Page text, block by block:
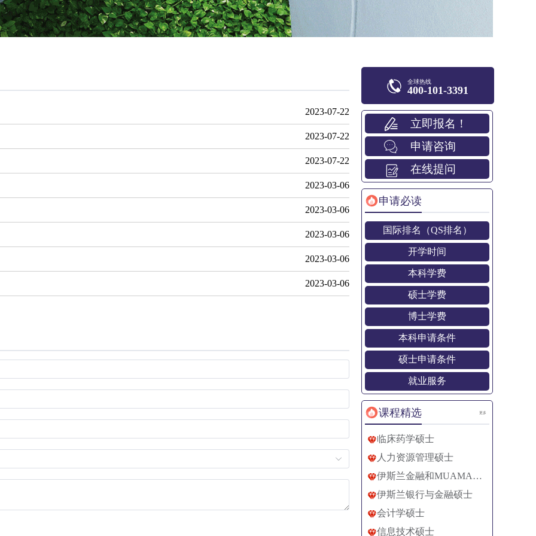
2023-07-22
2023-07-22
2023-07-22
2023-03-06
2023-03-06
2023-03-06
2023-03-06
2023-03-06
全球热线
400-101-3391
立即报名！
申请咨询
在线提问
申请必读
国际排名（QS排名）
开学时间
本科学费
硕士学费
博士学费
本科申请条件
硕士申请条件
就业服务
课程精选
临床药学硕士
人力资源管理硕士
伊斯兰金融和MUAMALAT硕士
伊斯兰银行与金融硕士
会计学硕士
信息技术硕士
更多